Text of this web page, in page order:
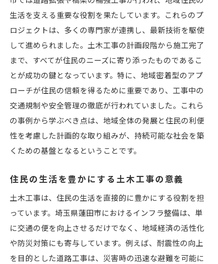
生活を支える重要な役割を果たしています。これらのプ
ロジェクトは、多くの専門家が連携し、最新技術を駆使
して進められました。土木工事の計画段階から施工完了
まで、すべてが住民のニーズに寄り添ったものであるこ
とが成功の鍵となっています。特に、地域密着型のアプ
ローチが住民の信頼を得るために重要であり、工事中の
交通規制や安全管理の徹底が行われていました。これら
の事例から学ぶべき点は、地域全体の発展と住民の利便
性を考慮した計画的な取り組みが、持続可能な社会を築
くための基盤となるということです。
住民の生活を豊かにする土木工事の意義
土木工事は、住民の生活を直接的に豊かにする役割を担
っています。埼玉県蓮田市におけるインフラ整備は、単
に交通の便を向上させるだけでなく、地域経済の活性化
や防災対策にも寄与しています。例えば、耐震性の向上
を目的とした道路工事は、災害時の迅速な避難を可能に